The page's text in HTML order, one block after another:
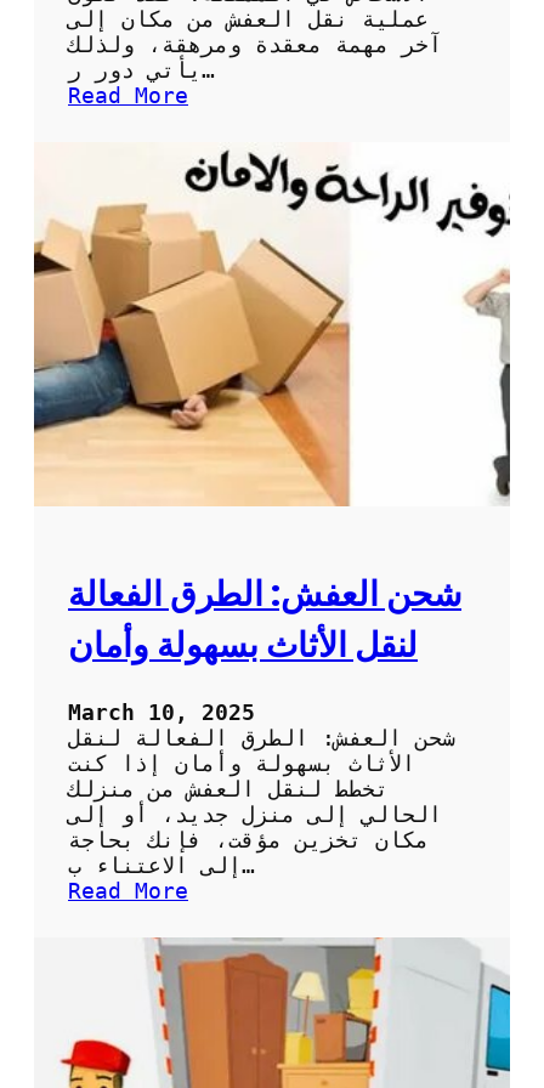
ش
عملية نقل العفش من مكان إلى
آخر مهمة معقدة ومرهقة، ولذلك
يأتي دور ر…
Read More
م
ا
ت
ن
ق
ل
ر
ق
ن
ي
ا
م
ك
ة
:
ا
ل
ة
و
م
و
شحن العفش: الطرق الفعالة
لنقل الأثاث بسهولة وأمان
March 10, 2025
شحن العفش: الطرق الفعالة لنقل
الأثاث بسهولة وأمان إذا كنت
تخطط لنقل العفش من منزلك
الحالي إلى منزل جديد، أو إلى
مكان تخزين مؤقت، فإنك بحاجة
إلى الاعتناء ب…
Read More
ح
ن
ع
ف